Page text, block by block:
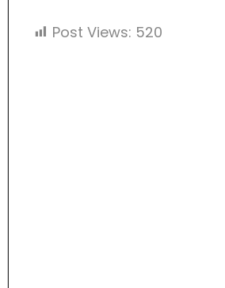
Post Views: 520